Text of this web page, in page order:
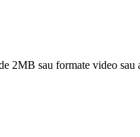
2MB sau formate video